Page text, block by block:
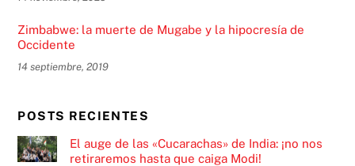
Zimbabwe: la muerte de Mugabe y la hipocresía de
Occidente
14 septiembre, 2019
POSTS RECIENTES
El auge de las «Cucarachas» de India: ¡no nos
retiraremos hasta que caiga Modi!